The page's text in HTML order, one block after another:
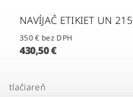
NAVÍJAČ ETIKIET UN 215
350 € bez DPH
430,50 €
tlačiareň